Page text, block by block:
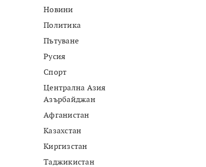
Новини
Политика
Пътуване
Русия
Спорт
Централна Азия
Азърбайджан
Афганистан
Казахстан
Киргизстан
Таджикистан